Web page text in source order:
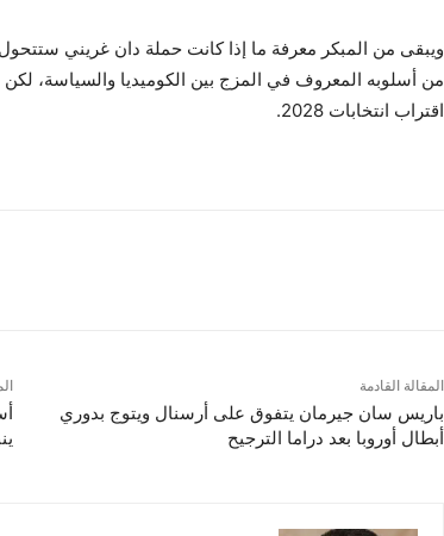
ويبقى من المبكر معرفة ما إذا كانت حملة دان غريني
من أسلوبه المعروف في المزج بين الكوميديا والسياسة،
اقتراب انتخابات 2028.
المقالة القادمة
باريس سان جيرمان يتفوق على أرسنال ويتوج بدوري
أبطال أوروبا بعد دراما الترجيح